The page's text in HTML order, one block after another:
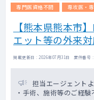
専門医資格不問
専攻医・
【熊本県熊本市
エット等の外来
掲載更新日 : 2026年07月31日 案件番号
担当エージェント
・手術、施術等のご経験